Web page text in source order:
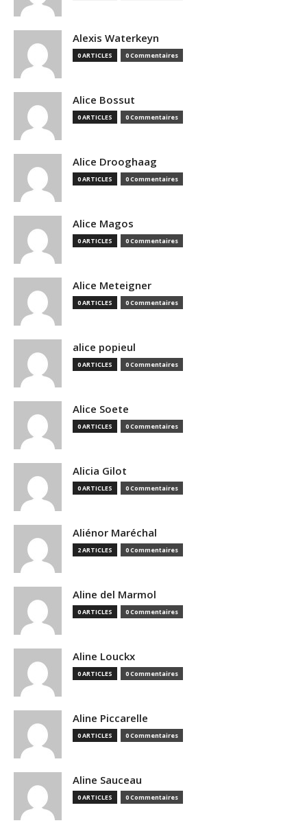
Alexis Waterkeyn
0 ARTICLES 0 Commentaires
Alice Bossut
0 ARTICLES 0 Commentaires
Alice Drooghaag
0 ARTICLES 0 Commentaires
Alice Magos
0 ARTICLES 0 Commentaires
Alice Meteigner
0 ARTICLES 0 Commentaires
alice popieul
0 ARTICLES 0 Commentaires
Alice Soete
0 ARTICLES 0 Commentaires
Alicia Gilot
0 ARTICLES 0 Commentaires
Aliénor Maréchal
2 ARTICLES 0 Commentaires
Aline del Marmol
0 ARTICLES 0 Commentaires
Aline Louckx
0 ARTICLES 0 Commentaires
Aline Piccarelle
0 ARTICLES 0 Commentaires
Aline Sauceau
0 ARTICLES 0 Commentaires